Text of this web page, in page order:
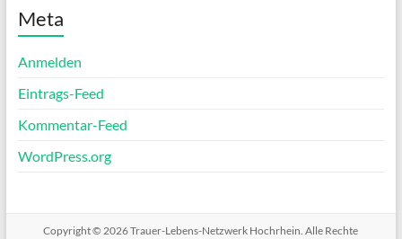
Meta
Anmelden
Eintrags-Feed
Kommentar-Feed
WordPress.org
Copyright © 2026Trauer-Lebens-Netzwerk Hochrhein. Alle Rechte